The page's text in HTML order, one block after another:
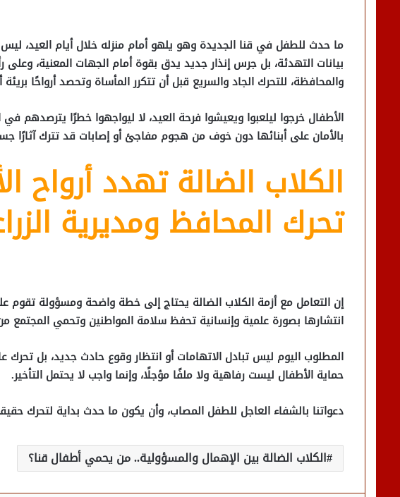
ما حدث للطفل في قنا الجديدة وهو يلهو أمام منزله خلال أيام العيد، ليس
بيانات التهدئة، بل جرس إنذار جديد يدق بقوة أمام الجهات المعنية، وعلى
والمحافظة، للتحرك الجاد والسريع قبل أن تتكرر المأساة وتحصد أرواحًا
الأطفال خرجوا ليلعبوا ويعيشوا فرحة العيد، لا ليواجهوا خطرًا يترصدهم
بالأمان على أبنائها دون خوف من هجوم مفاجئ أو إصابات قد تترك آثارًا
الكلاب الضالة تهدد أرواح
تحرك المحافظ ومديرية
إن التعامل مع أزمة الكلاب الضالة يحتاج إلى خطة واضحة ومسؤولة تقوم
انتشارها بصورة علمية وإنسانية تحفظ سلامة المواطنين وتحمي المجتمع من
المطلوب اليوم ليس تبادل الاتهامات أو انتظار وقوع حادث جديد، بل
حماية الأطفال ليست رفاهية ولا ملفًا مؤجلًا، وإنما واجب لا يحتمل التأخير.
دعواتنا بالشفاء العاجل للطفل المصاب، وأن يكون ما حدث بداية لتحرك
الكلاب الضالة بين الإهمال والمسؤولية.. من يحمي أطفال قنا؟